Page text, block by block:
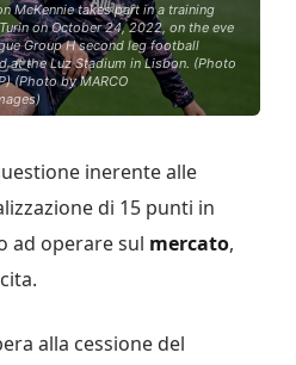
McKennie takes part in a training
on October 24, 2022, on the eve
Group H second leg football
at the Luz Stadium in Lisbon. (Photo
(Photo by MARCO
inerente alle
di 15 punti in
ad operare sul mercato,
alla cessione del